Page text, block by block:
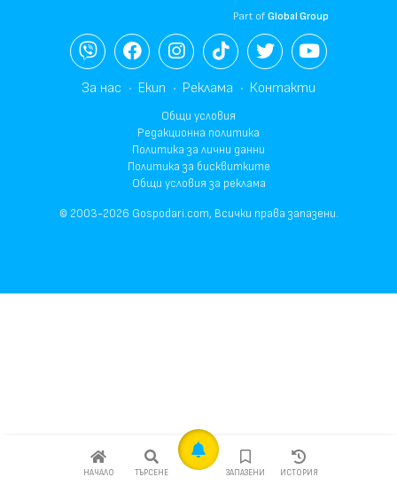
НАЧАЛО ТЪРСЕНЕ ЗАПАЗЕНИ ИСТОРИЯ
Part ofGlobal Group
За нас Екип Реклама Контакти
Общи условия
Редакционна политика
Политика за лични данни
Политика за бисквитките
Общи условия за реклама
© 2003-2026 Gospodari.com, Всички права запазени.